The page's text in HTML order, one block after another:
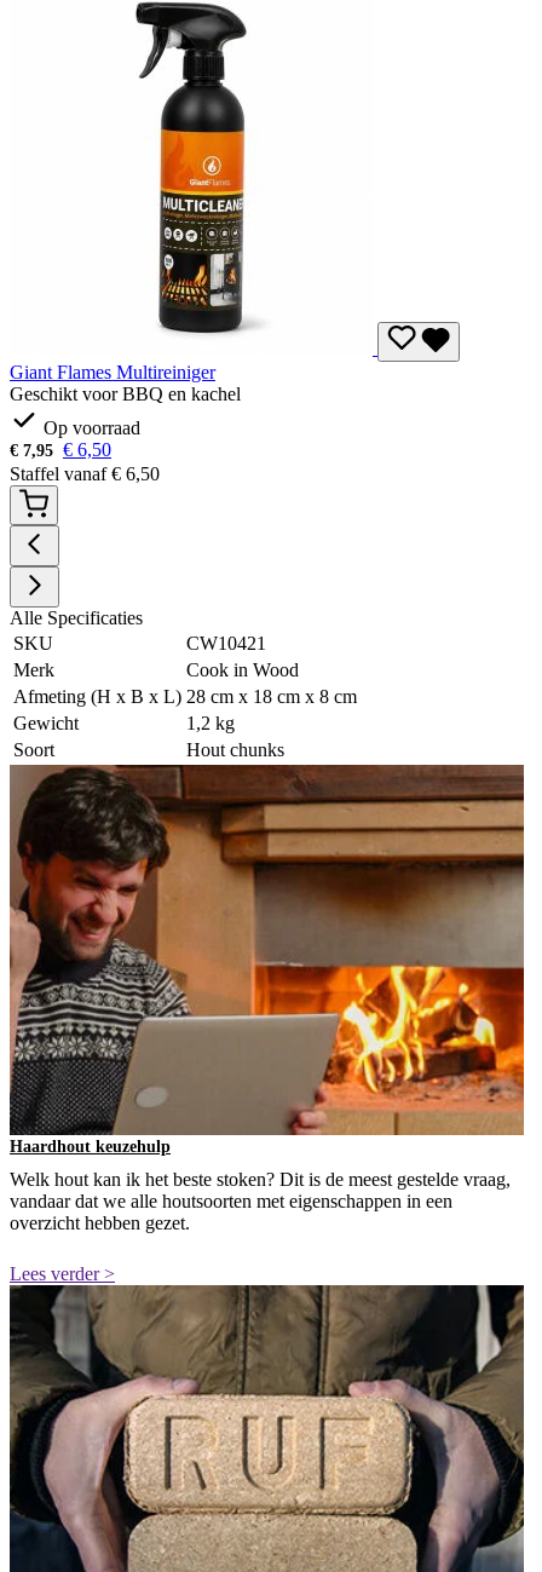
Giant Flames Multireiniger
Geschikt voor BBQ en kachel
Op voorraad
€ 7,95 € 6,50
Staffel vanaf€ 6,50
Alle Specificaties
SKU
CW10421
Merk
Cook in Wood
Afmeting (H x B x L) 28 cm x 18 cm x 8 cm
Gewicht
1,2 kg
Soort
Hout chunks
Haardhout keuzehulp
Welk hout kan ik het beste stoken? Dit is de meest gestelde vraag,
vandaar dat we alle houtsoorten met eigenschappen in een
overzicht hebben gezet.
Lees verder >